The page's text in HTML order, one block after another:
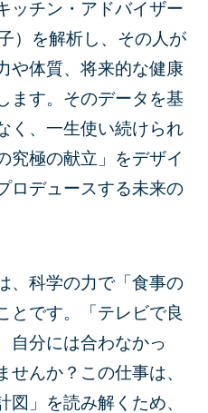
ッチン・アドバイザー
）を解析し、その人が
や体質、将来的な健康
ます。そのデータを基
く、一生使い続けられ
究極の献立」をデザイ
ロデュースする未来の
、科学の力で「食事の
とです。「テレビで良
自分には合わなかっ
せんか？この仕事は、
図」を読み解くため、